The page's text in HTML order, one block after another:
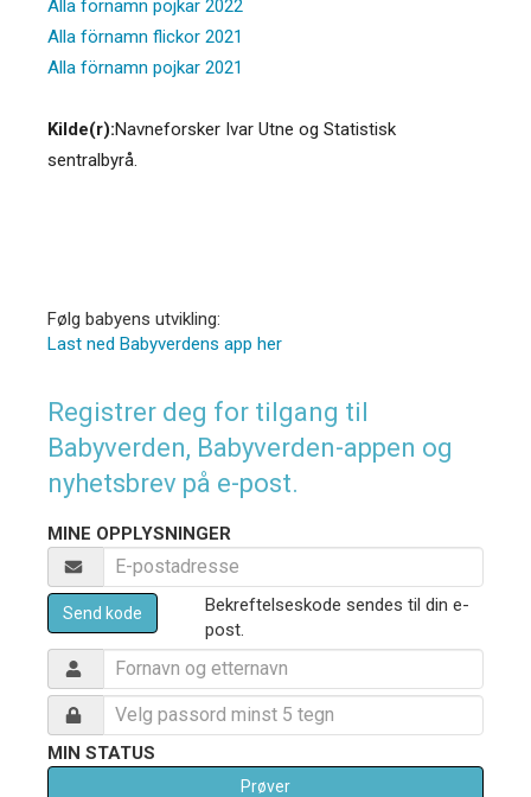
Alla förnamn pojkar 2022
Alla förnamn flickor 2021
Alla förnamn pojkar 2021
Kilde(r):Navneforsker Ivar Utne og Statistisk
sentralbyrå.
Følg babyens utvikling:
Last ned Babyverdens app her
Registrer deg for tilgang til
Babyverden, Babyverden-appen og
nyhetsbrev på e-post.
MINE OPPLYSNINGER
Send kode
Bekreftelseskode sendes til din e-
post.
MIN STATUS
Prøver